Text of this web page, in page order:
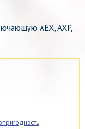
AEX, AXP,